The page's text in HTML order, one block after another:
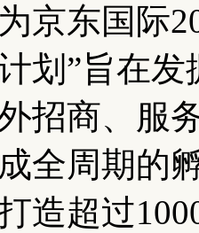
为京东国际
划”旨在
招商、服
成全周期的
造超过